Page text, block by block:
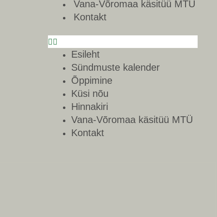
Vana-Võromaa käsitüü MTÜ
Kontakt
Esileht
Sündmuste kalender
Õppimine
Küsi nõu
Hinnakiri
Vana-Võromaa käsitüü MTÜ
Kontakt